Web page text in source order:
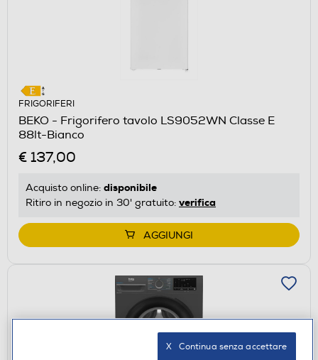
FRIGORIFERI
BEKO - Frigorifero tavolo LS9052WN Classe E
88lt-Bianco
€ 137,00
Acquisto online: disponibile
Ritiro in negozio in 30' gratuito: verifica
AGGIUNGI
X   Continua senza accettare